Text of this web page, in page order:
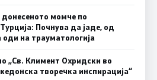
момче по
Почнува да јаде, од
оди на трауматологија
„Св. Климент Охридски во
творечка инспирација“